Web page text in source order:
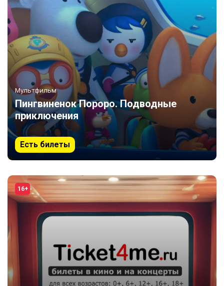
Мультфильм
Пингвиненок Пороро. Подводные
приключения
Есть билеты
16+